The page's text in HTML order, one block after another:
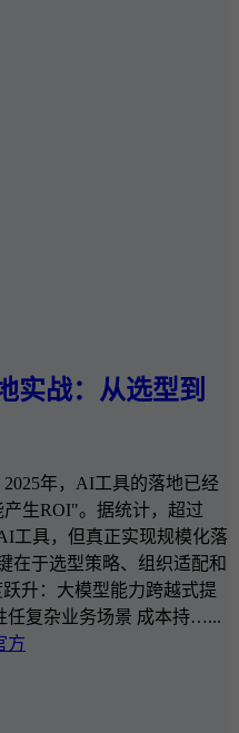
实战：从选型到
年，AI工具的落地已经
生ROI"。据统计，超过
工具，但真正实现规模化落
在于选型策略、组织适配和
升：大模型能力跨越式提
任复杂业务场景 成本持…...
方